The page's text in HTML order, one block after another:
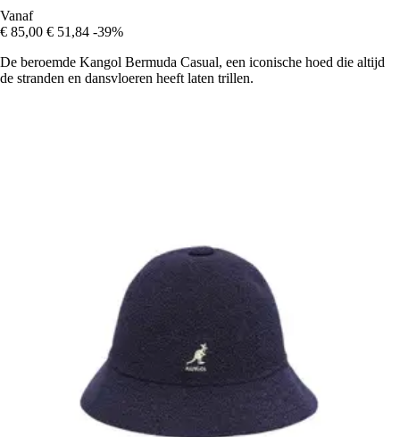
Vanaf
€ 85,00 € 51,84 -39%
De beroemde Kangol Bermuda Casual, een iconische hoed die altijd
de stranden en dansvloeren heeft laten trillen.